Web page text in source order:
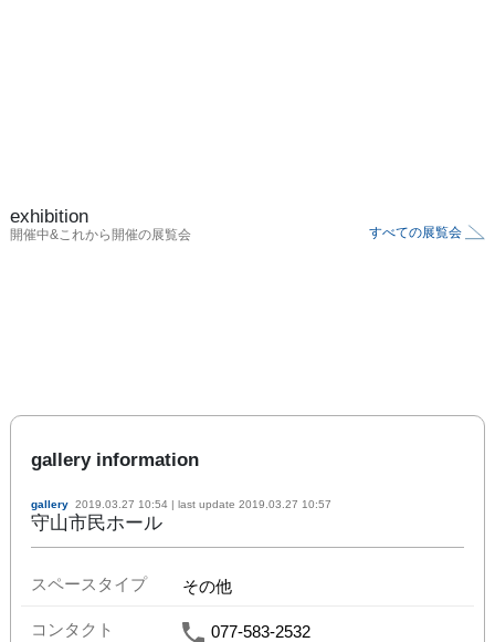
exhibition
開催中&これから開催の展覧会 すべての展覧会
gallery information
gallery 2019.03.27 10:54 | last update 2019.03.27 10:57
守山市民ホール
スペースタイプ その他
コンタクト 077-583-2532